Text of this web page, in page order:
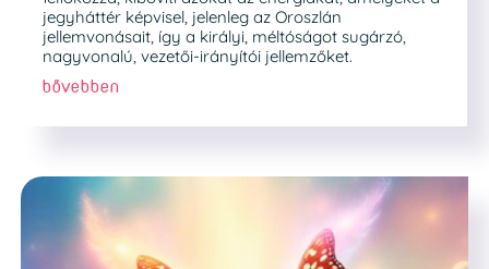
jegyháttér képvisel, jelenleg az Oroszlán
jellemvonásait, így a királyi, méltóságot sugárzó,
nagyvonalú, vezetői-irányítói jellemzőket.
bővebben